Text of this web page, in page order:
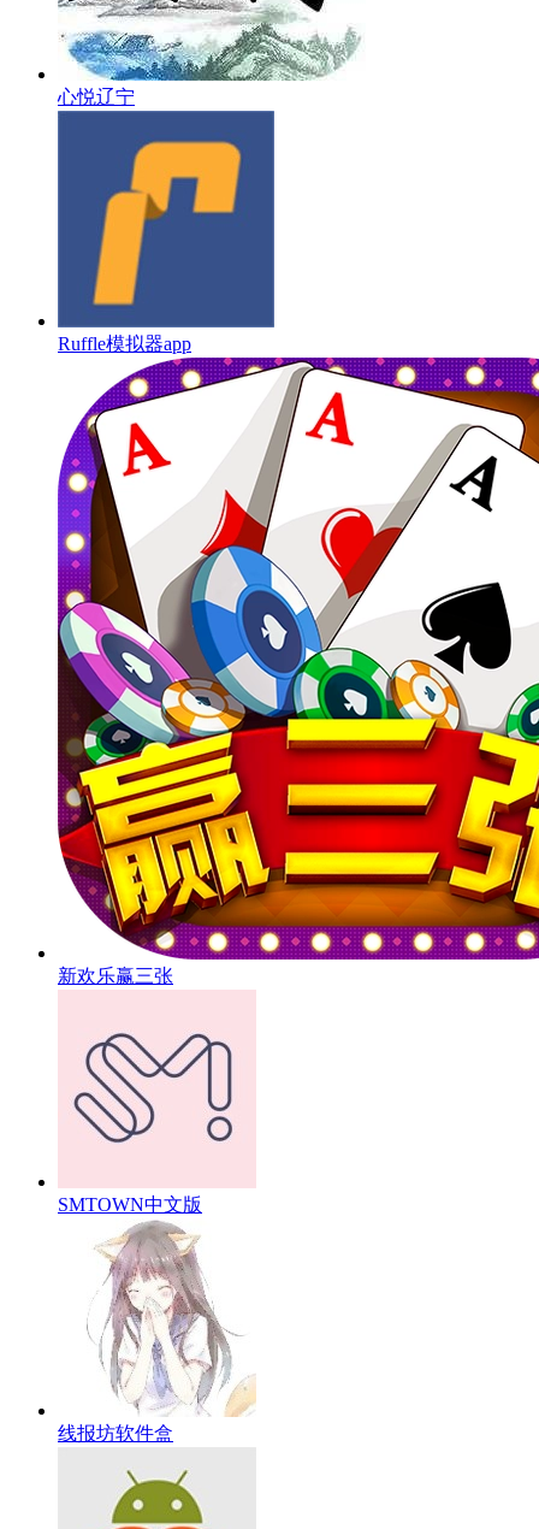
心悦辽宁
Ruffle模拟器app
新欢乐赢三张
SMTOWN中文版
线报坊软件盒